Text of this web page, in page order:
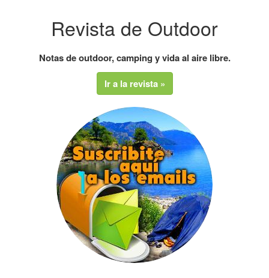
Revista de Outdoor
Notas de outdoor, camping y vida al aire libre.
Ir a la revista »